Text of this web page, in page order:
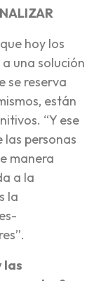
hoy los
una solución
se reserva
están
“Y ese
las personas
manera
a la
la
las